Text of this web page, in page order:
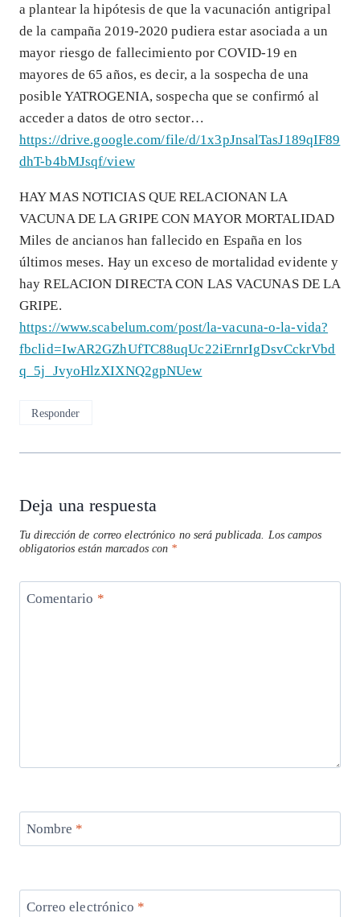
a plantear la hipótesis de que la vacunación antigripal
de la campaña 2019-2020 pudiera estar asociada a un
mayor riesgo de fallecimiento por COVID-19 en
mayores de 65 años, es decir, a la sospecha de una
posible YATROGENIA, sospecha que se confirmó al
acceder a datos de otro sector…
https://drive.google.com/file/d/1x3pJnsalTasJ189qIF89
dhT-b4bMJsqf/view
HAY MAS NOTICIAS QUE RELACIONAN LA
VACUNA DE LA GRIPE CON MAYOR MORTALIDAD
Miles de ancianos han fallecido en España en los
últimos meses. Hay un exceso de mortalidad evidente y
hay RELACION DIRECTA CON LAS VACUNAS DE LA
GRIPE.
https://www.scabelum.com/post/la-vacuna-o-la-vida?
fbclid=IwAR2GZhUfTC88uqUc22iErnrIgDsvCckrVbd
q_5j_JvyoHlzXIXNQ2gpNUew
Responder
Deja una respuesta
Tu dirección de correo electrónico no será publicada. Los campos
obligatorios están marcados con *
Comentario *
Nombre *
Correo electrónico *